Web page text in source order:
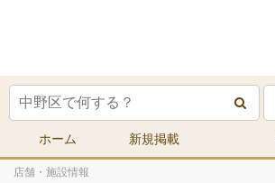
ホーム 新規掲載
店舗・施設情報